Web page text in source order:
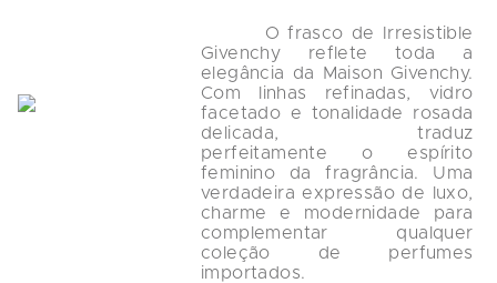
Givenchy reflete toda a
elegância da Maison Givenchy.
Com linhas refinadas, vidro
facetado e tonalidade rosada
delicada, traduz
perfeitamente o espírito
feminino da fragrância. Uma
verdadeira expressão de luxo,
charme e modernidade para
complementar qualquer
coleção de perfumes
importados.